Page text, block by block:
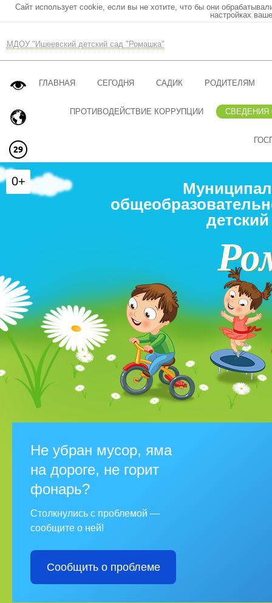
Сайт использует cookie, если вы не хотите, что бы они
настройках
МДОУ "Ишеевский детский сад "Ромашка"
ГЛАВНАЯ СЕГОДНЯ САДИК РОДИТЕЛЯМ
ПРОТИВОДЕЙСТВИЕ КОРРУПЦИИ СВЕДЕНИЯ
Не убран мусор, яма
на дороге, не горит
фонарь?
Столкнулись с проблемой —
сообщите о ней!
Сообщить о проблеме
0+